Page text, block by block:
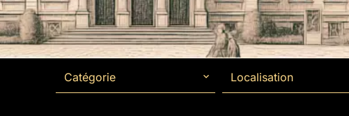
Catégorie Localisation